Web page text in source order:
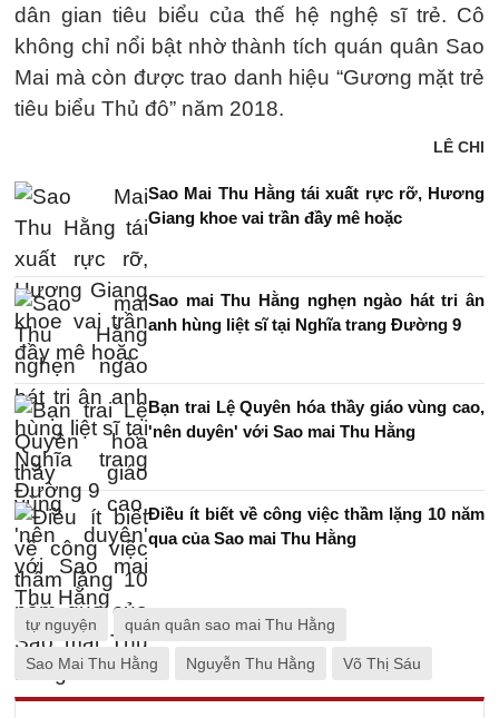
dân gian tiêu biểu của thế hệ nghệ sĩ trẻ. Cô
không chỉ nổi bật nhờ thành tích quán quân Sao
Mai mà còn được trao danh hiệu “Gương mặt trẻ
tiêu biểu Thủ đô” năm 2018.
LÊ CHI
Sao Mai Thu Hằng tái xuất rực rỡ, Hương
Giang khoe vai trần đầy mê hoặc
Sao mai Thu Hằng nghẹn ngào hát tri ân
anh hùng liệt sĩ tại Nghĩa trang Đường 9
Bạn trai Lệ Quyên hóa thầy giáo vùng cao,
'nên duyên' với Sao mai Thu Hằng
Điều ít biết về công việc thầm lặng 10 năm
qua của Sao mai Thu Hằng
tự nguyện quán quân sao mai Thu Hằng
Sao Mai Thu Hằng Nguyễn Thu Hằng Võ Thị Sáu